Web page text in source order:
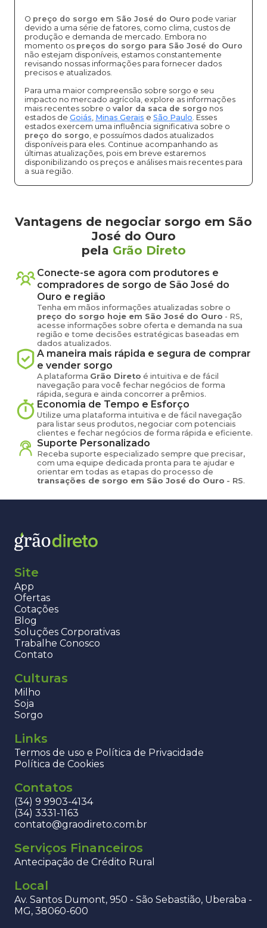
O preço do sorgo em São José do Ouro pode variar
devido a uma série de fatores, como clima, custos de
produção e demanda de mercado. Embora no
momento os preços do sorgo para São José do Ouro
não estejam disponíveis, estamos constantemente
revisando nossas informações para fornecer dados
precisos e atualizados.
Para uma maior compreensão sobre sorgo e seu
impacto no mercado agrícola, explore as informações
mais recentes sobre o valor da saca de sorgo nos
estados de Goiás, Minas Gerais e São Paulo. Esses
estados exercem uma influência significativa sobre o
preço do sorgo, e possuímos dados atualizados
disponíveis para eles. Continue acompanhando as
últimas atualizações, pois em breve estaremos
disponibilizando os preços e análises mais recentes para
a sua região.
Vantagens de negociar sorgo em São
José do Ouro
pela Grão Direto
Conecte-se agora com produtores e
compradores de sorgo de São José do
Ouro e região
Tenha em mãos informações atualizadas sobre o
preço do sorgo hoje em São José do Ouro - RS,
acesse informações sobre oferta e demanda na sua
região e tome decisões estratégicas baseadas em
dados atualizados.
A maneira mais rápida e segura de comprar
e vender sorgo
A plataforma Grão Direto é intuitiva e de fácil
navegação para você fechar negócios de forma
rápida, segura e ainda concorrer a prêmios.
Economia de Tempo e Esforço
Utilize uma plataforma intuitiva e de fácil navegação
para listar seus produtos, negociar com potenciais
clientes e fechar negócios de forma rápida e eficiente.
Suporte Personalizado
Receba suporte especializado sempre que precisar,
com uma equipe dedicada pronta para te ajudar e
orientar em todas as etapas do processo de
transações de sorgo em São José do Ouro - RS.
Site
App
Ofertas
Cotações
Blog
Soluções Corporativas
Trabalhe Conosco
Contato
Culturas
Milho
Soja
Sorgo
Links
Termos de uso e Política de Privacidade
Política de Cookies
Contatos
(34) 9 9903-4134
(34) 3331-1163
contato@graodireto.com.br
Serviços Financeiros
Antecipação de Crédito Rural
Local
Av. Santos Dumont, 950 - São Sebastião, Uberaba -
MG, 38060-600